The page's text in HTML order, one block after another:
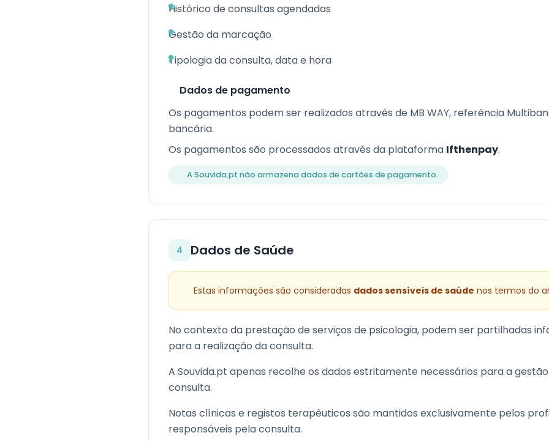
Histórico de consultas agendadas
Gestão da marcação
Tipologia da consulta, data e hora
Dados de pagamento
Os pagamentos podem ser realizados através de MB WAY, referência
bancária.
Os pagamentos são processados através da plataforma Ifthenpay.
A Souvida.pt não armazena dados de cartões de pagamento.
4 Dados de Saúde
Estas informações são consideradas dados sensíveis de saúde nos termos do
No contexto da prestação de serviços de psicologia, podem ser partilhadas
para a realização da consulta.
A Souvida.pt apenas recolhe os dados estritamente necessários para a
consulta.
Notas clínicas e registos terapêuticos são mantidos exclusivamente pelos
responsáveis pela consulta.